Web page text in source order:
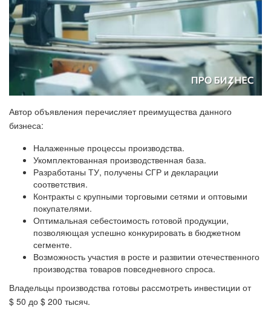
Автор объявления перечисляет преимущества данного
бизнеса:
Налаженные процессы производства.
Укомплектованная производственная база.
Разработаны ТУ, получены СГР и декларации
соответствия.
Контракты с крупными торговыми сетями и оптовыми
покупателями.
Оптимальная себестоимость готовой продукции,
позволяющая успешно конкурировать в бюджетном
сегменте.
Возможность участия в росте и развитии отечественного
производства товаров повседневного спроса.
Владельцы производства готовы рассмотреть инвестиции от
$ 50 до $ 200 тысяч.